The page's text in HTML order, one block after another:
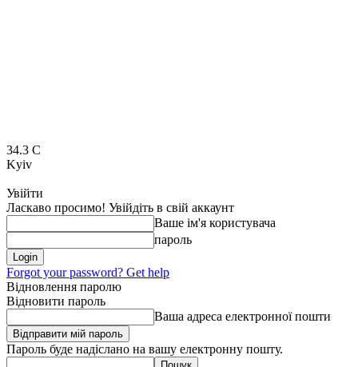
34.3 C
Kyiv
Увійти
Ласкаво просимо! Увійдіть в свій аккаунт
Ваше ім'я користувача
пароль
Forgot your password? Get help
Відновлення паролю
Відновити пароль
Ваша адреса електронної пошти
Пароль буде надіслано на вашу електронну пошту.